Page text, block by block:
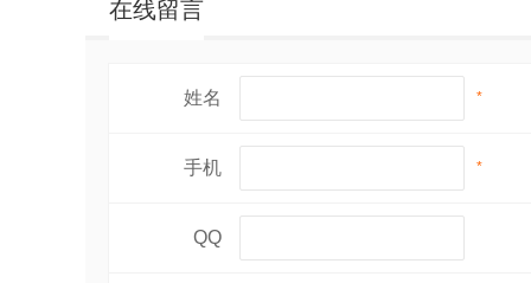
在线留言
姓名 *
手机 *
QQ